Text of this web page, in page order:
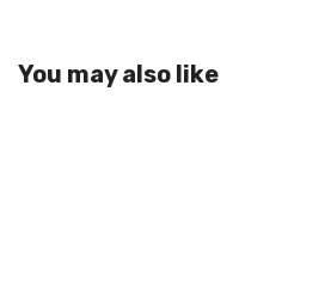
You may also like